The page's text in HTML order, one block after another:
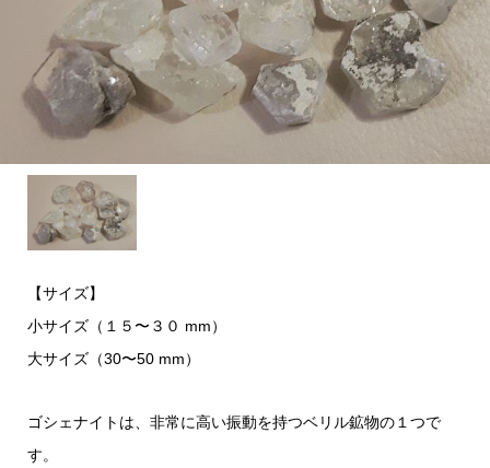
【サイズ】
小サイズ（１５〜３０ mm）
大サイズ（30〜50 mm）
ゴシェナイトは、非常に高い振動を持つベリル鉱物の１つで
す。